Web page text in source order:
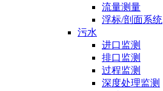
流量测量
浮标/剖面系统
污水
进口监测
排口监测
过程监测
深度处理监测